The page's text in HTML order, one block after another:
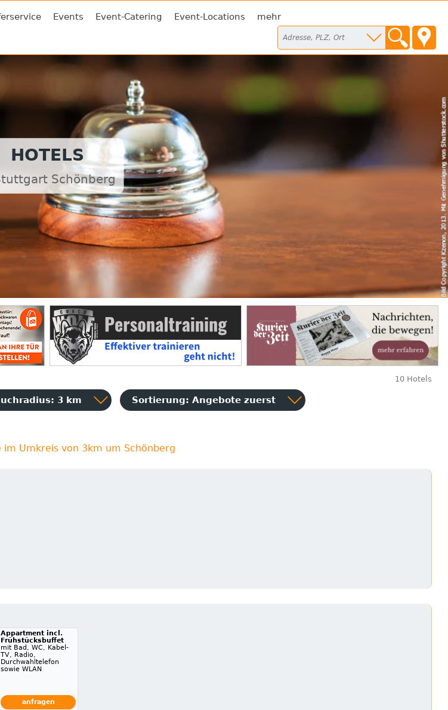
Events Event-Catering Event-Locations mehr
HOTELS
Schönberg
10 Hotels
3 km Sortierung: Angebote zuerst
Umkreis von 3km um Schönberg
Appartment incl.
Frühstücksbuffet
mit Bad, WC, Kabel-
TV, Radio,
Durchwahltelefon
sowie WLAN
anfragen